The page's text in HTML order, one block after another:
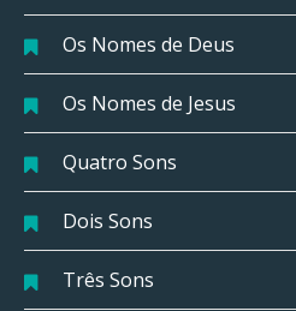
Os Nomes de Deus
Os Nomes de Jesus
Quatro Sons
Dois Sons
Três Sons